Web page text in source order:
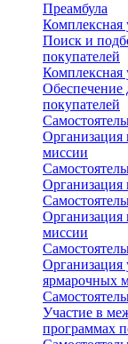
Преамбула
Комплексная
Поиск и
покупателей
Комплексная
Обеспечение
покупателей
Организация
миссии
Организация
Организация
миссии
Организация
ярмарочных
Участие в
программах